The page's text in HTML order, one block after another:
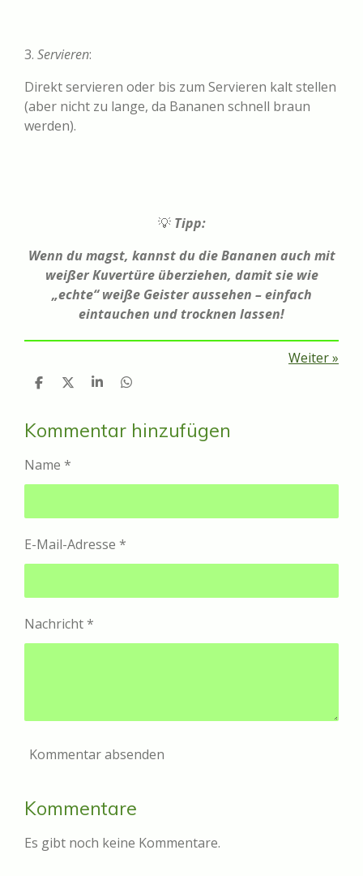
3. Servieren:
Direkt servieren oder bis zum Servieren kalt stellen
(aber nicht zu lange, da Bananen schnell braun
werden).
💡 Tipp:
Wenn du magst, kannst du die Bananen auch mit
weißer Kuvertüre überziehen, damit sie wie
„echte“ weiße Geister aussehen – einfach
eintauchen und trocknen lassen!
Weiter»
T
l
e
T
l
e
T
l
e
T
l
Kommentar hinzufügen
Name *
E-Mail-Adresse *
Nachricht *
Kommentar absenden
Kommentare
Es gibt noch keine Kommentare.